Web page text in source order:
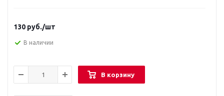
130 руб./шт
В наличии
В корзину